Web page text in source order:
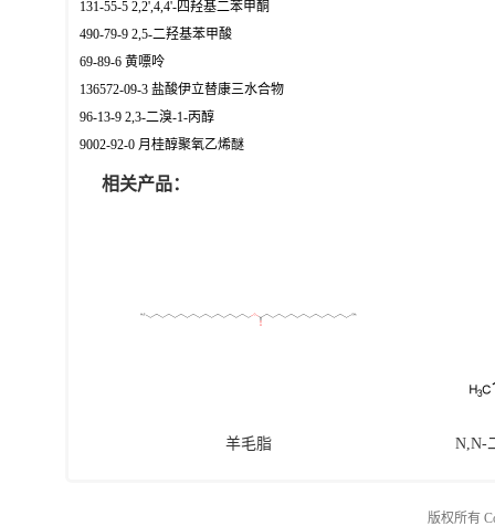
131-55-5 2,2',4,4'-四羟基二苯甲酮
490-79-9 2,5-二羟基苯甲酸
69-89-6 黄嘌呤
136572-09-3 盐酸伊立替康三水合物
96-13-9 2,3-二溴-1-丙醇
9002-92-0 月桂醇聚氧乙烯醚
相关产品：
羊毛脂 N,N-
版权所有